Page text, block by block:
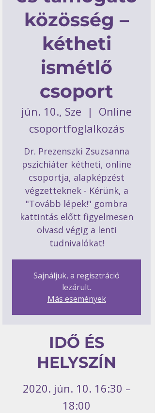
közösség –
kétheti
ismétlő
csoport
jún. 10., Sze
  |
Online
csoportfoglalkozás
Dr. Prezenszki Zsuzsanna
pszichiáter kétheti, online
csoportja, alapképzést
végzetteknek - Kérünk, a
"Tovább lépek!" gombra
kattintás előtt figyelmesen
olvasd végig a lenti
tudnivalókat!
Sajnáljuk, a regisztráció
lezárult.
Más események
IDŐ ÉS
HELYSZÍN
2020. jún. 10. 16:30 –
18:00